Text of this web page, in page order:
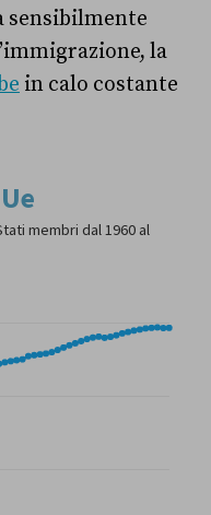
sensibilmente
la
in calo costante